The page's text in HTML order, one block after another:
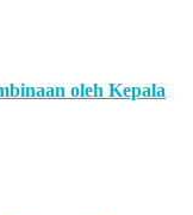
oleh Kepala